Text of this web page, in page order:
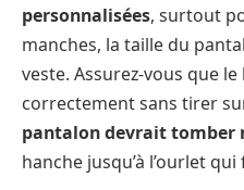
personnalisées, surtout
manches, la taille du
veste. Assurez-vous que
correctement sans tirer
pantalon devrait tomber
hanche jusqu’à l’ourlet